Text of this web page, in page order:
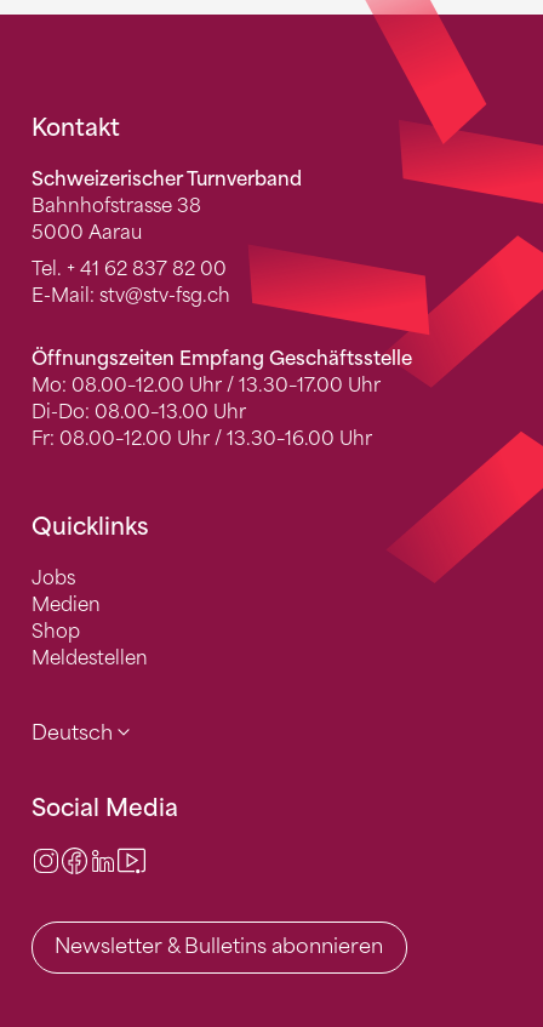
Fusszeile
Kontakt
Schweizerischer Turnverband
Bahnhofstrasse 38
5000 Aarau
Tel. + 41 62 837 82 00
E-Mail: stv@stv-fsg.ch
Öffnungszeiten Empfang Geschäftsstelle
Mo: 08.00–12.00 Uhr / 13.30–17.00 Uhr
Di-Do: 08.00–13.00 Uhr
Fr: 08.00–12.00 Uhr / 13.30–16.00 Uhr
Quicklinks
Jobs
Medien
Shop
Meldestellen
Deutsch
Social Media
Instagram
Facebook
LinkedIn
Newsletter & Bulletins abonnieren